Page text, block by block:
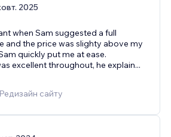
2025
when Sam suggested a full
and the price was slighty above my
quickly put me at ease.
excellent throughout, he explain...
сайту